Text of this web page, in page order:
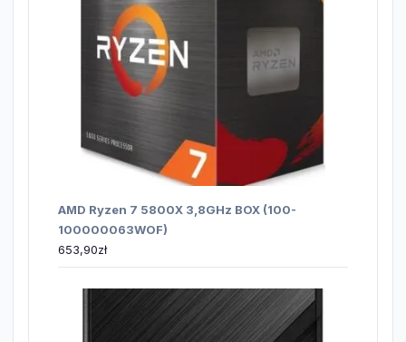
AMD Ryzen 7 5800X 3,8GHz BOX (100-
100000063WOF)
653,90zł